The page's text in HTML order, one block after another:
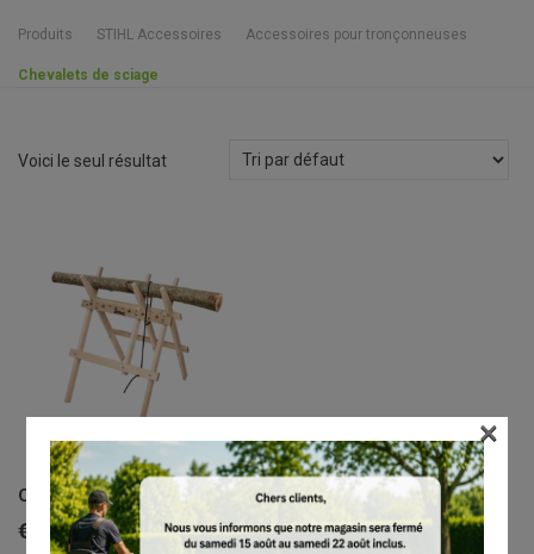
Produits STIHL Accessoires Accessoires pour tronçonneuses
Chevalets de sciage
Voici le seul résultat
Chevalet de sciage, en bois
€ 66.00
×